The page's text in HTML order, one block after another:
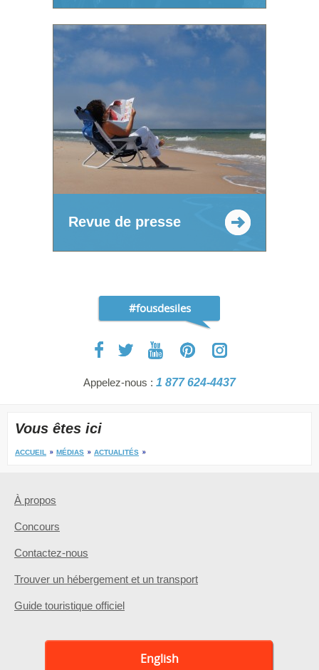
Revue de presse
#fousdesiles
Appelez-nous : 1 877 624-4437
Vous êtes ici
ACCUEIL MÉDIAS ACTUALITÉS
À propos
Concours
Contactez-nous
Trouver un hébergement et un transport
Guide touristique officiel
English